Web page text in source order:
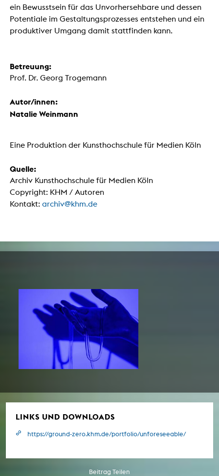
ein Bewusstsein für das Unvorhersehbare und dessen
Potentiale im Gestaltungsprozesses entstehen und ein
produktiver Umgang damit stattfinden kann.
Betreuung:
Prof. Dr. Georg Trogemann
Autor/innen:
Natalie Weinmann
Eine Produktion der Kunsthochschule für Medien Köln
Quelle:
Archiv Kunsthochschule für Medien Köln
Copyright: KHM / Autoren
Kontakt: archiv@khm.de
LINKS UND DOWNLOADS
https://ground-zero.khm.de/portfolio/unforeseeable/
Beitrag Teilen